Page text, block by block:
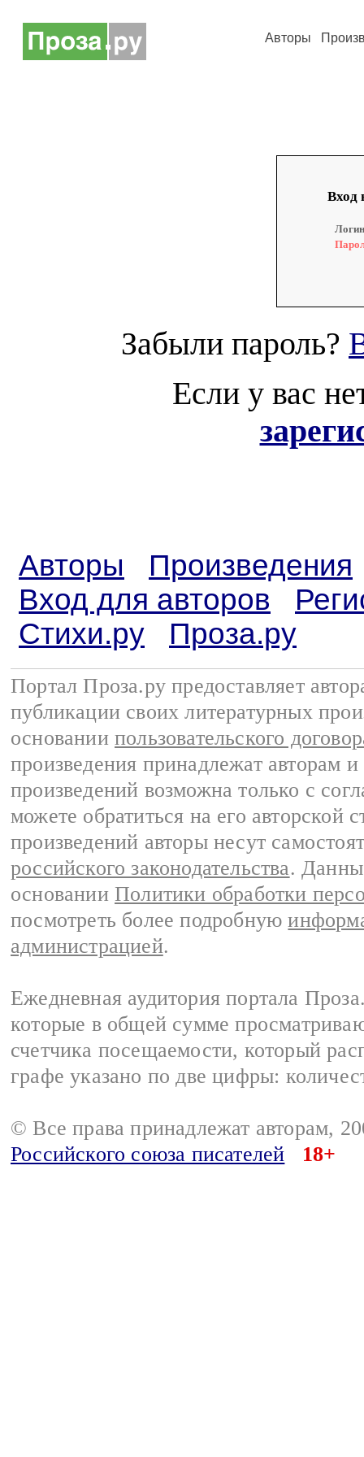
Авторы
Вход
Забыли пароль?
Если у вас
Авторы
Произведения
Вход для авторов
Стихи.ру
Проза.ру
Портал Проза.ру предоставляет
публикации своих литературных
основании пользовательского
произведения принадлежат авторам
произведений возможна только с
можете обратиться на его авторской
произведений авторы несут
российского законодательства.
основании Политики обработки
посмотреть более подробную
администрацией.
Ежедневная аудитория портала
которые в общей сумме
счетчика посещаемости, который
графе указано по две цифры:
© Все права принадлежат авторам,
Российского союза писателей
18+